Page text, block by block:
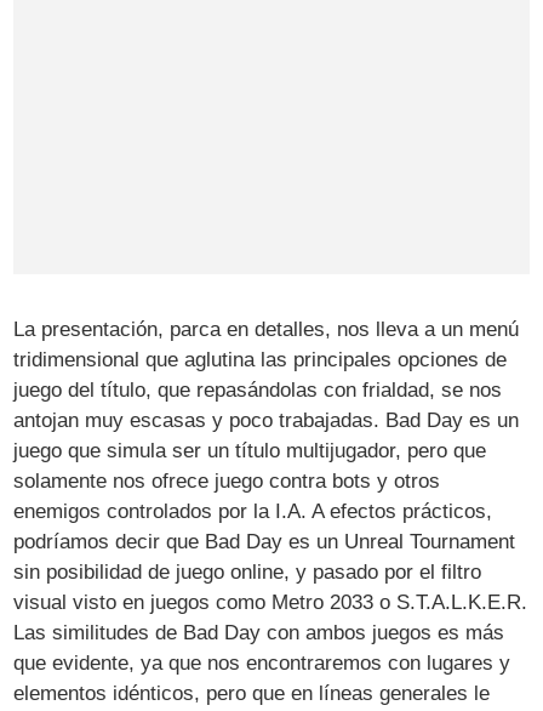
La presentación, parca en detalles, nos lleva a un menú
tridimensional que aglutina las principales opciones de
juego del título, que repasándolas con frialdad, se nos
antojan muy escasas y poco trabajadas. Bad Day es un
juego que simula ser un título multijugador, pero que
solamente nos ofrece juego contra bots y otros
enemigos controlados por la I.A. A efectos prácticos,
podríamos decir que Bad Day es un Unreal Tournament
sin posibilidad de juego online, y pasado por el filtro
visual visto en juegos como Metro 2033 o S.T.A.L.K.E.R.
Las similitudes de Bad Day con ambos juegos es más
que evidente, ya que nos encontraremos con lugares y
elementos idénticos, pero que en líneas generales le